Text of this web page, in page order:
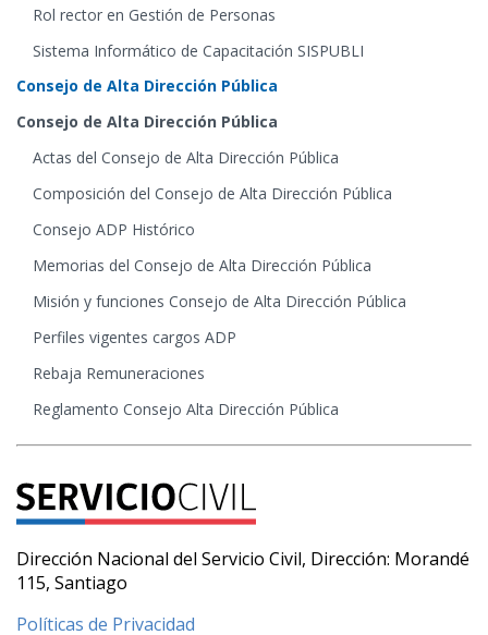
Rol rector en Gestión de Personas
Sistema Informático de Capacitación SISPUBLI
Consejo de Alta Dirección Pública
Consejo de Alta Dirección Pública
Actas del Consejo de Alta Dirección Pública
Composición del Consejo de Alta Dirección Pública
Consejo ADP Histórico
Memorias del Consejo de Alta Dirección Pública
Misión y funciones Consejo de Alta Dirección Pública
Perfiles vigentes cargos ADP
Rebaja Remuneraciones
Reglamento Consejo Alta Dirección Pública
Dirección Nacional del Servicio Civil, Dirección: Morandé
115, Santiago
Políticas de Privacidad